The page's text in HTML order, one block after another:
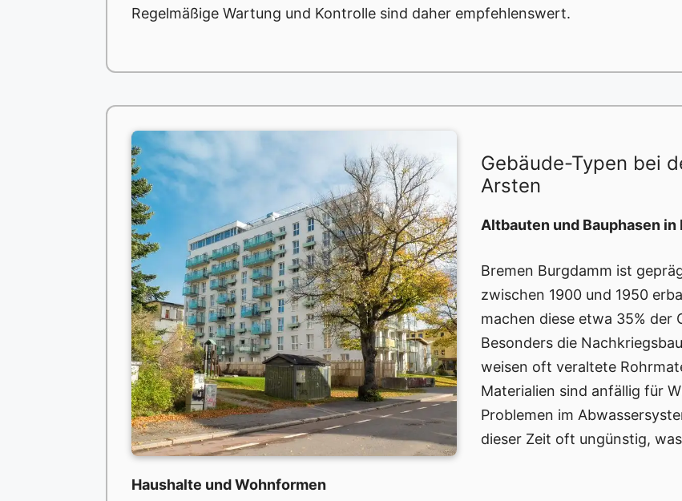
Regelmäßige Wartung und Kontrolle sind daher empfehlenswert.
Gebäude-Typen bei
Arsten
Altbauten und Bauphasen in
Bremen Burgdamm ist
zwischen 1900 und 1950
machen diese etwa 35% der
Besonders die
weisen oft veraltete
Materialien sind anfällig für
Problemen im
dieser Zeit oft ungünstig,
Haushalte und Wohnformen